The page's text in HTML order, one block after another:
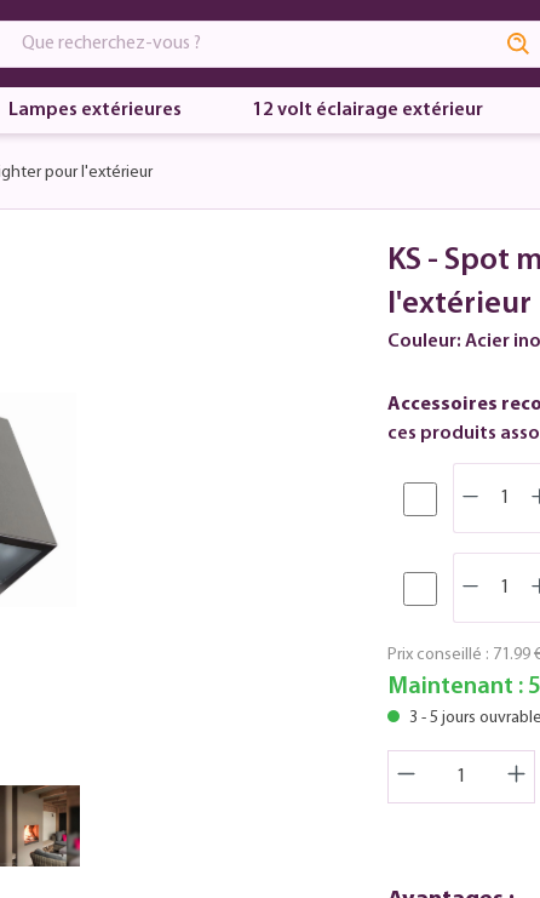
Lampes extérieures 12 volt éclairage extérieur
pour l'extérieur
KS - Spot
l'extérieur
Couleur: Acier
Accessoires
ces produits
Prix conseillé : 71.99
Maintenant :
3 - 5 jours